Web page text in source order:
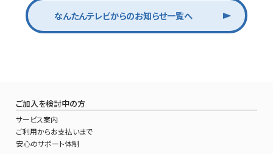
なんたんテレビからのお知らせ一覧へ
ご加入を検討中の方
サービス案内
ご利用からお支払いまで
安心のサポート体制